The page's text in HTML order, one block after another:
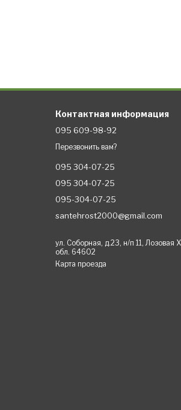
Контактная информация
095 609-98-92
Перезвонить вам?
095 304-07-25
095 304-07-25
095-304-07-25
santehrost2000@gmail.com
ул. Соборная, д.23, н/п 11, Лозовая
обл. 64602
Карта проезда